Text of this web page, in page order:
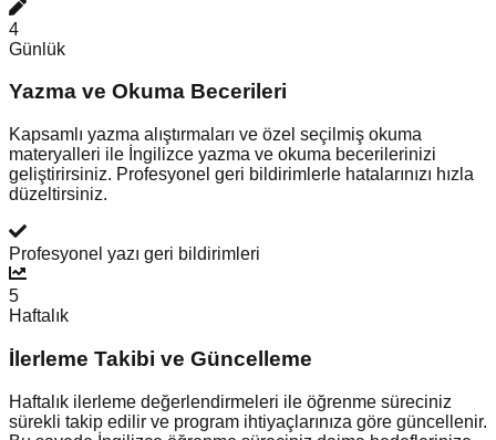
4
Günlük
Yazma ve Okuma Becerileri
Kapsamlı yazma alıştırmaları ve özel seçilmiş okuma
materyalleri ile İngilizce yazma ve okuma becerilerinizi
geliştirirsiniz. Profesyonel geri bildirimlerle hatalarınızı hızla
düzeltirsiniz.
Profesyonel yazı geri bildirimleri
5
Haftalık
İlerleme Takibi ve Güncelleme
Haftalık ilerleme değerlendirmeleri ile öğrenme süreciniz
sürekli takip edilir ve program ihtiyaçlarınıza göre güncellenir.